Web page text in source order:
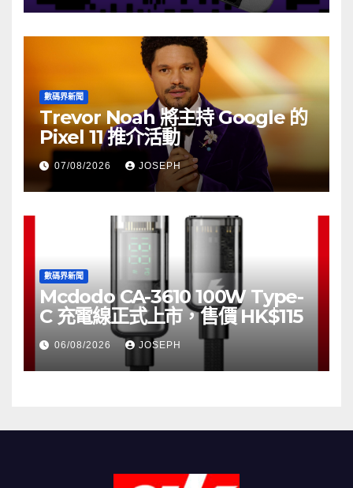
數碼界新聞
Trevor Noah 將主持 Google 的
Pixel 11 推介活動
07/08/2026 JOSEPH
數碼界新聞
Mcdodo CA-3610 100W Type-
C 充電線正式上市，售價 HK$115
06/08/2026 JOSEPH